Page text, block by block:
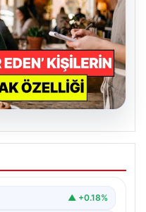
Teşekkür Eden
temel bir▲ +0.18%